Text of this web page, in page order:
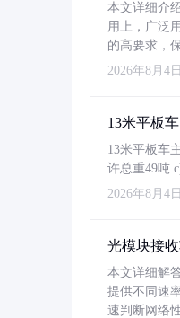
本文详细介
用上，广泛
的高要求，
2026年8月4日
13米平板
13米平板车
许总重49吨
2026年8月4日
光模块接
本文详细解
提供不同速
速判断网络